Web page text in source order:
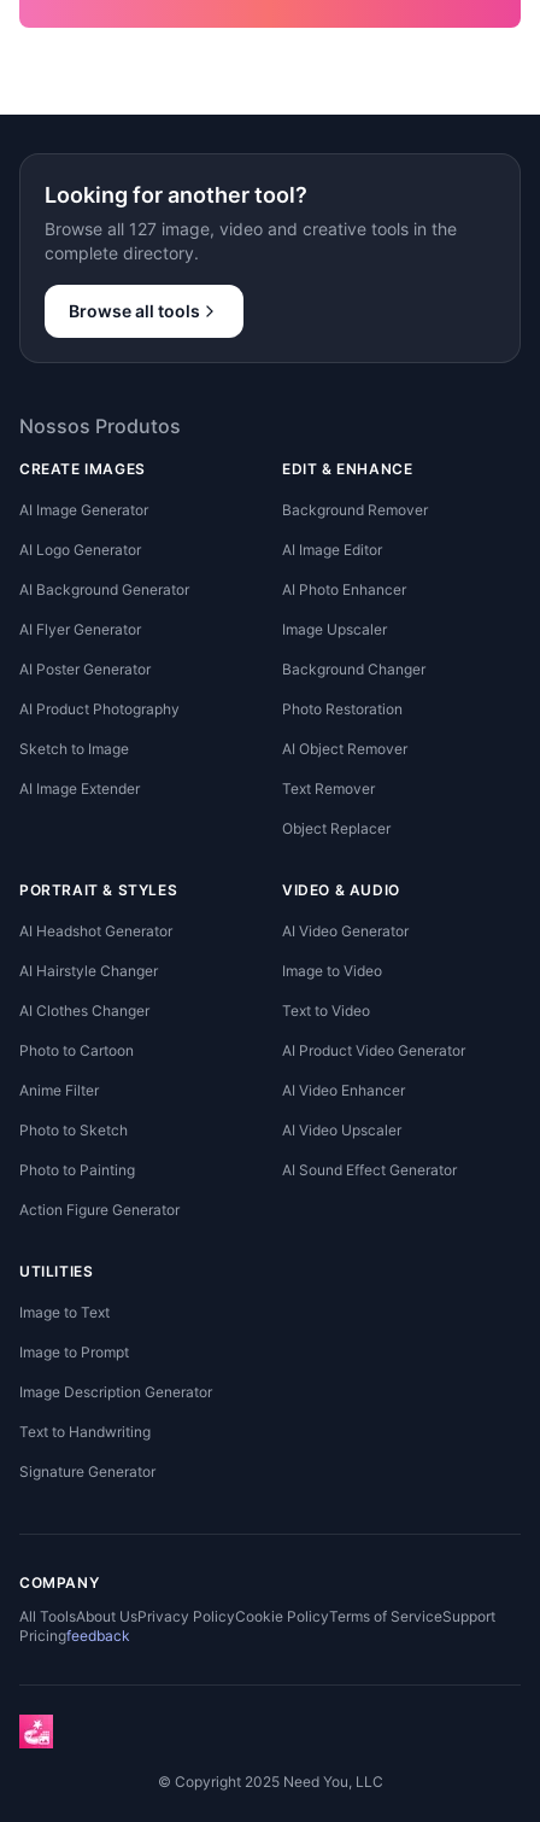
Looking for another tool?
Browse all 127 image, video and creative tools in the
complete directory.
Browse all tools
Nossos Produtos
CREATE IMAGES
AI Image Generator
AI Logo Generator
AI Background Generator
AI Flyer Generator
AI Poster Generator
AI Product Photography
Sketch to Image
AI Image Extender
EDIT & ENHANCE
Background Remover
AI Image Editor
AI Photo Enhancer
Image Upscaler
Background Changer
Photo Restoration
AI Object Remover
Text Remover
Object Replacer
PORTRAIT & STYLES
AI Headshot Generator
AI Hairstyle Changer
AI Clothes Changer
Photo to Cartoon
Anime Filter
Photo to Sketch
Photo to Painting
Action Figure Generator
VIDEO & AUDIO
AI Video Generator
Image to Video
Text to Video
AI Product Video Generator
AI Video Enhancer
AI Video Upscaler
AI Sound Effect Generator
UTILITIES
Image to Text
Image to Prompt
Image Description Generator
Text to Handwriting
Signature Generator
COMPANY
All ToolsAbout UsPrivacy PolicyCookie PolicyTerms of ServiceSupport
Pricingfeedback
© Copyright 2025 Need You, LLC